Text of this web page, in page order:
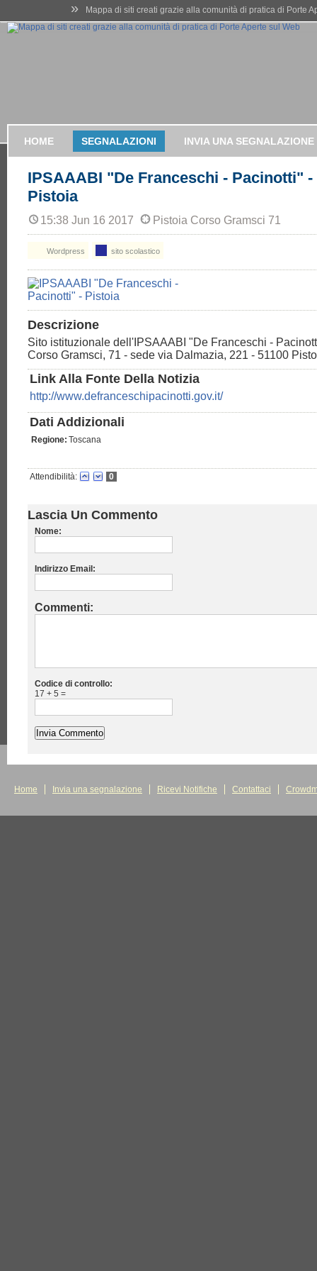
» Mappa di siti creati grazie alla comunità di pratica di Porte
HOME SEGNALAZIONI INVIA UNA SEGNALAZIONE
IPSAAABI "De Franceschi - Pacinotti" -
Pistoia
15:38 Jun 16 2017 Pistoia Corso Gramsci 71
Wordpress sito scolastico
Descrizione
Sito istituzionale dell'IPSAAABI "De Franceschi -
Corso Gramsci, 71 - sede via Dalmazia, 221 - 51100
Link Alla Fonte Della Notizia
http://www.defranceschipacinotti.gov.it/
Dati Addizionali
Regione: Toscana
Attendibilità: 0
Lascia Un Commento
Nome:
Indirizzo Email:
Commenti:
Codice di controllo:
17 + 5 =
Home Invia una segnalazione Ricevi Notifiche Contattaci